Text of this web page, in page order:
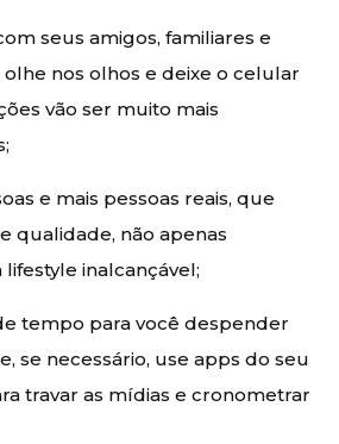
seus amigos, familiares e
olhe nos olhos e deixe o celular
vão ser muito mais
e mais pessoas reais, que
qualidade, não apenas
inalcançável;
tempo para você despender
se necessário, use apps do seu
travar as mídias e cronometrar